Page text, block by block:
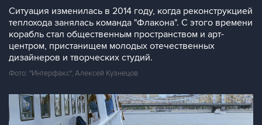
Ситуация изменилась в 2014 году, когда реконструкцией
теплохода занялась команда "Флакона". С этого времени
корабль стал общественным пространством и арт-
центром, пристанищем молодых отечественных
дизайнеров и творческих студий.
Фото: "Интерфакс", Алексей Кузнецов